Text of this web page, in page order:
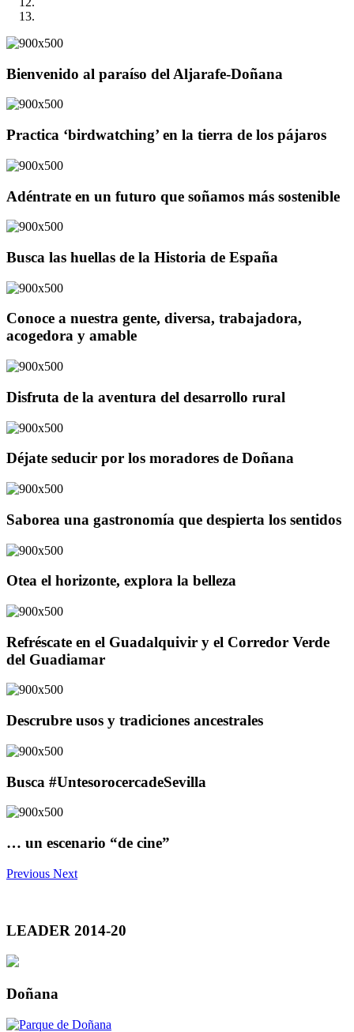
Bienvenido al paraíso del Aljarafe-Doñana
Practica ‘birdwatching’ en la tierra de los pájaros
Adéntrate en un futuro que soñamos más sostenible
Busca las huellas de la Historia de España
Conoce a nuestra gente, diversa, trabajadora,
acogedora y amable
Disfruta de la aventura del desarrollo rural
Déjate seducir por los moradores de Doñana
Saborea una gastronomía que despierta los sentidos
Otea el horizonte, explora la belleza
Refréscate en el Guadalquivir y el Corredor Verde
del Guadiamar
Descrubre usos y tradiciones ancestrales
Busca #UntesorocercadeSevilla
… un escenario “de cine”
Previous Next
LEADER 2014-20
Doñana